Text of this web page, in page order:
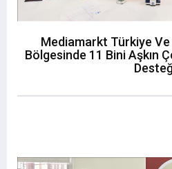
Mediamarkt Türkiye Ve
Bölgesinde 11 Bini Aşkın